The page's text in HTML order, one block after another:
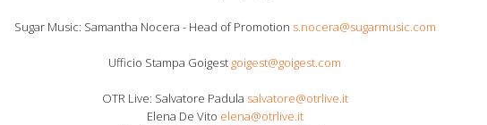
Sugar Music: Samantha Nocera - Head of Promotion s.nocera@sugarmusic.com
Ufficio Stampa Goigest goigest@goigest.com
OTR Live: Salvatore Padula salvatore@otrlive.it
Elena De Vito elena@otrlive.it